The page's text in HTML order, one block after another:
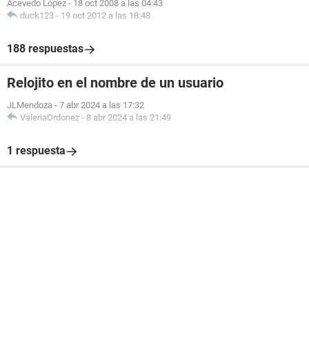
Acevedo López - 18 oct 2008 a las 04:43
duck123 - 19 oct 2012 a las 18:48
188 respuestas
Relojito en el nombre de un usuario
JLMendoza - 7 abr 2024 a las 17:32
ValeriaOrdonez - 8 abr 2024 a las 21:49
1 respuesta